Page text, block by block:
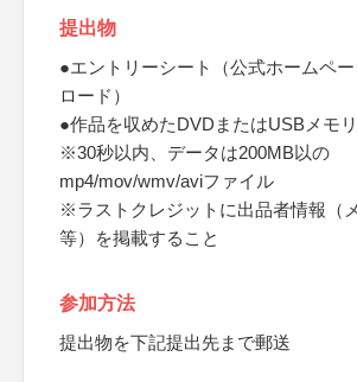
提出物
●エントリーシート（公式ホームペ
ロード）
●作品を収めたDVDまたはUSBメモリ
※30秒以内、データは200MB以の
mp4/mov/wmv/aviファイル
※ラストクレジットに出品者情報（
等）を掲載すること
参加方法
提出物を下記提出先まで郵送